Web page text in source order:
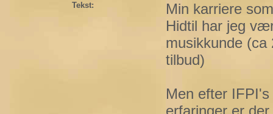
Tekst:
Min karriere
Hidtil har jeg
musikkunde (ca
tilbud)
Men efter
erfaringer er